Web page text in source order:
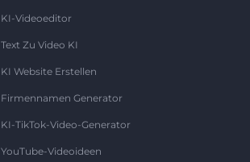
KI-Videoeditor
Text Zu Video KI
KI Website Erstellen
Firmennamen Generator
KI-TikTok-Video-Generator
YouTube-Videoideen